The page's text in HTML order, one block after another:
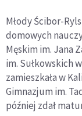
Młody Ścibor-
domowych
Męskim im. Jana
im. Sułkowskich
zamieszkała w
Gimnazjum im.
później zdał